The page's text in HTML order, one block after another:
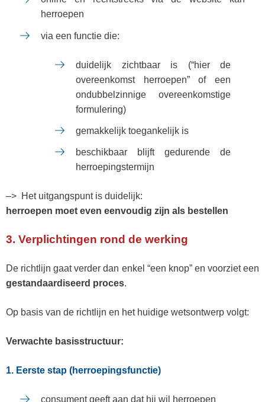
herroepen
via een functie die:
duidelijk zichtbaar is (“hier de
overeenkomst herroepen” of een
ondubbelzinnige overeenkomstige
formulering)
gemakkelijk toegankelijk is
beschikbaar blijft gedurende de
herroepingstermijn
–> Het uitgangspunt is duidelijk:
herroepen moet even eenvoudig zijn als bestellen
3. Verplichtingen rond de werking
De richtlijn gaat verder dan enkel “een knop” en voorziet een
gestandaardiseerd proces.
Op basis van de richtlijn en het huidige wetsontwerp volgt:
Verwachte basisstructuur:
1. Eerste stap (herroepingsfunctie)
consument geeft aan dat hij wil herroepen